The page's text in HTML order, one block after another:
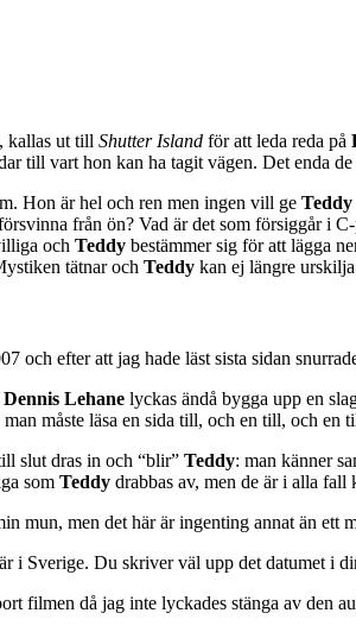
, kallas ut till Shutter Island för att leda reda på
till vart hon kan ha tagit vägen. Det enda
Hon är hel och ren men ingen vill ge Teddy
från ön? Vad är det som försiggår i
och Teddy bestämmer sig för att lägga
tätnar och Teddy kan ej längre
och efter att jag hade läst sista sidan
Dennis Lehane lyckas ändå bygga upp en
måste läsa en sida till, och en till, och en
slut dras in och “blir” Teddy: man känner
som Teddy drabbas av, men de är i alla fall
mun, men det här är ingenting annat än ett
i Sverige. Du skriver väl upp det datumet i
filmen då jag inte lyckades stänga av den